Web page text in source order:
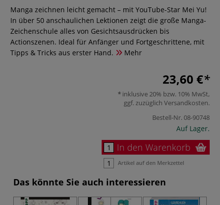
Manga zeichnen leicht gemacht – mit YouTube-Star Mei Yu!
In über 50 anschaulichen Lektionen zeigt die große Manga-
Zeichenschule alles von Gesichtsausdrücken bis
Actionszenen. Ideal für Anfänger und Fortgeschrittene, mit
Tipps & Tricks aus erster Hand.
Mehr
23,60 €
inklusive 20% bzw. 10% MwSt,
ggf. zuzüglich Versandkosten.
Bestell-Nr.08-90748
Auf Lager.
In den Warenkorb
Artikel auf den Merkzettel
Das könnte Sie auch interessieren